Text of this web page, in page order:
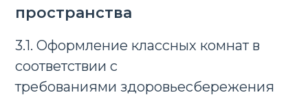
пространства
3.1. Оформление классных комнат в
соответствии с
требованиями здоровьесбережения